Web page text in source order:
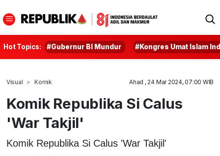
Hot Topics: #Gubernur BI Mundur #Kongres Umat Islam
Visual Komik Ahad , 24 Mar 2024, 07:00 WIB
Komik Republika Si Calus
'War Takjil'
Komik Republika Si Calus 'War Takjil'